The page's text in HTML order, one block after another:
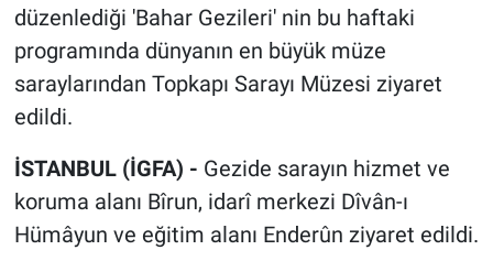
düzenlediği 'Bahar Gezileri' nin bu haftaki
programında dünyanın en büyük müze
saraylarından Topkapı Sarayı Müzesi ziyaret
edildi.
İSTANBUL (İGFA) - Gezide sarayın hizmet ve
koruma alanı Bîrun, idarî merkezi Dîvân-ı
Hümâyun ve eğitim alanı Enderûn ziyaret edildi.